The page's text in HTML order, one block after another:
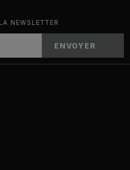
NEWSLETTER
ENVOYER